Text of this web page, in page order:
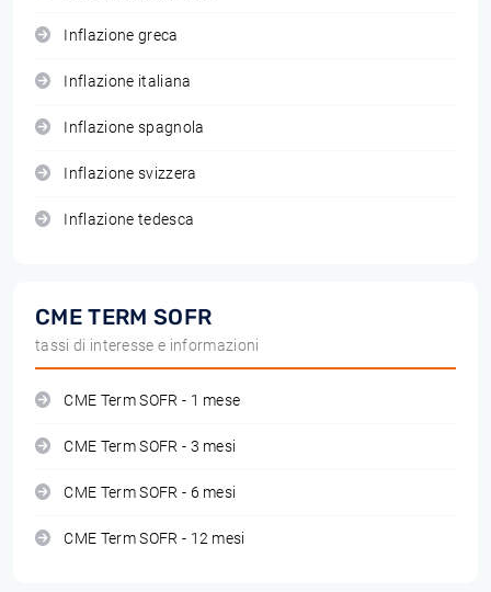
Inflazione greca
Inflazione italiana
Inflazione spagnola
Inflazione svizzera
Inflazione tedesca
CME TERM SOFR
tassi di interesse e informazioni
CME Term SOFR - 1 mese
CME Term SOFR - 3 mesi
CME Term SOFR - 6 mesi
CME Term SOFR - 12 mesi